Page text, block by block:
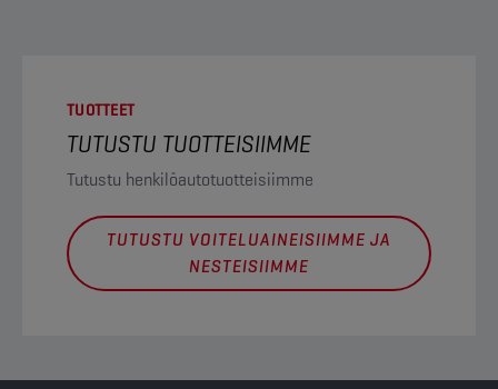
TUOTTEET
TUTUSTU TUOTTEISIIMME
Tutustu henkilöautotuotteisiimme
TUTUSTU VOITELUAINEISIIMME JA
NESTEISIIMME